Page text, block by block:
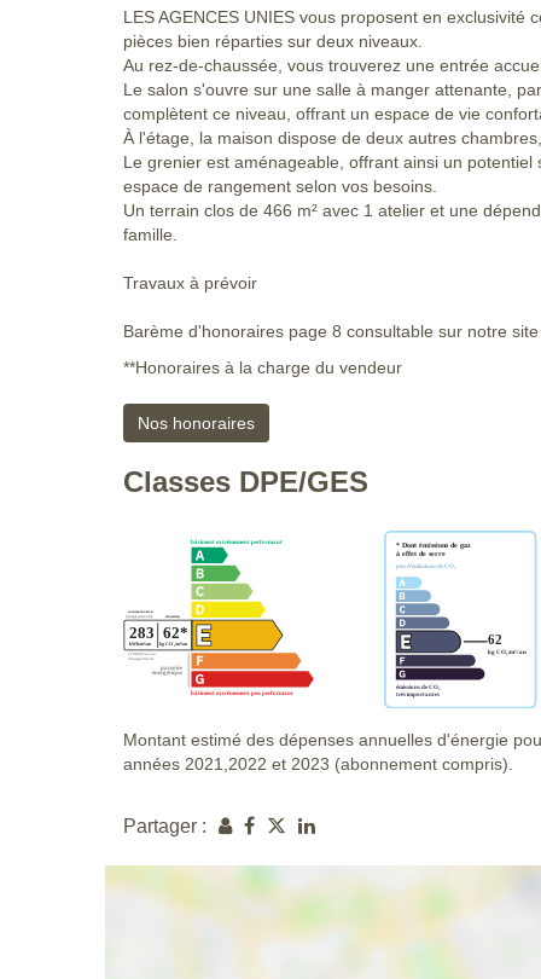
LES AGENCES UNIES vous proposent en
pièces bien réparties sur deux niveaux.
Au rez-de-chaussée, vous trouverez une entrée
Le salon s'ouvre sur une salle à manger attenante,
complètent ce niveau, offrant un espace de vie
À l'étage, la maison dispose de deux autres
Le grenier est aménageable, offrant ainsi un
espace de rangement selon vos besoins.
Un terrain clos de 466 m² avec 1 atelier et une
famille.
Travaux à prévoir
Barème d'honoraires page 8 consultable sur notre site
**Honoraires à la charge du vendeur
Nos honoraires
Classes DPE/GES
Montant estimé des dépenses annuelles d'énergie
années 2021,2022 et 2023 (abonnement compris).
Partager :